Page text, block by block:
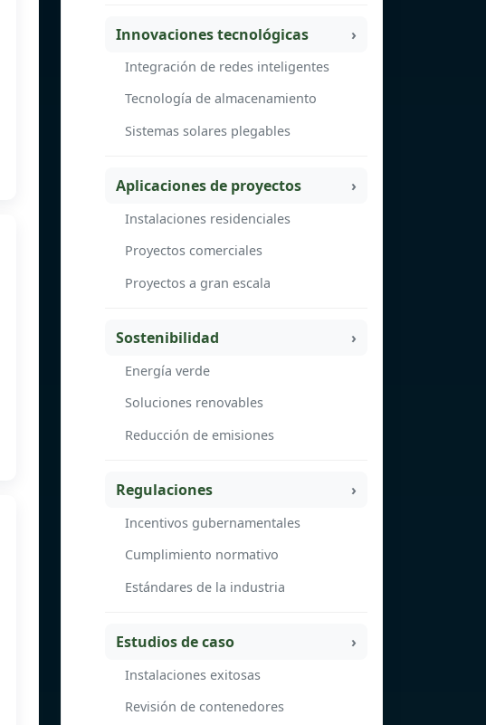
Innovaciones tecnológicas
Integración de redes inteligentes
Tecnología de almacenamiento
Sistemas solares plegables
Aplicaciones de proyectos
Instalaciones residenciales
Proyectos comerciales
Proyectos a gran escala
Sostenibilidad
Energía verde
Soluciones renovables
Reducción de emisiones
Regulaciones
Incentivos gubernamentales
Cumplimiento normativo
Estándares de la industria
Estudios de caso
Instalaciones exitosas
Revisión de contenedores